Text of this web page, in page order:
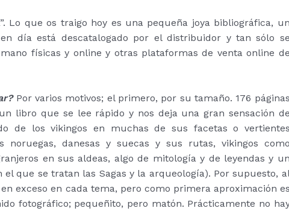
Lo que os traigo hoy es una pequeña joya bibliográfica, un
día está descatalogado por el distribuidor y tan sólo se
físicas y online y otras plataformas de venta online de
Por varios motivos; el primero, por su tamaño. 176 páginas
libro que se lee rápido y nos deja una gran sensación de
de los vikingos en muchas de sus facetas o vertientes
noruegas, danesas y suecas y sus rutas, vikingos como
en sus aldeas, algo de mitología y de leyendas y un
que se tratan las Sagas y la arqueología). Por supuesto,
exceso en cada tema, pero como primera aproximación es
fotográfico; pequeñito, pero matón. Prácticamente no